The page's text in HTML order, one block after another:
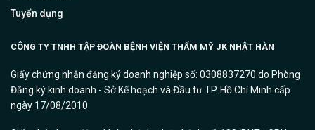
Tuyển dụng
CÔNG TY TNHH TẬP ĐOÀN BỆNH VIỆN THẨM MỸ JK NHẬT HÀN
Giấy chứng nhận đăng ký doanh nghiệp số: 0308837270 do Phòng
Đăng ký kinh doanh - Sở Kế hoạch và Đầu tư TP. Hồ Chí Minh cấp
ngày 17/08/2010